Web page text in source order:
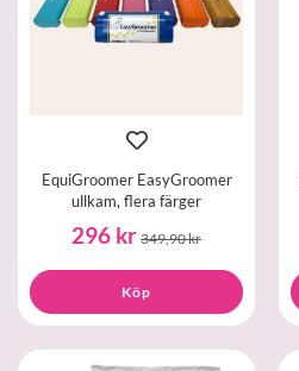
EquiGroomer EasyGroomer
ullkam, flera färger
296 kr 349,90 kr
Köp